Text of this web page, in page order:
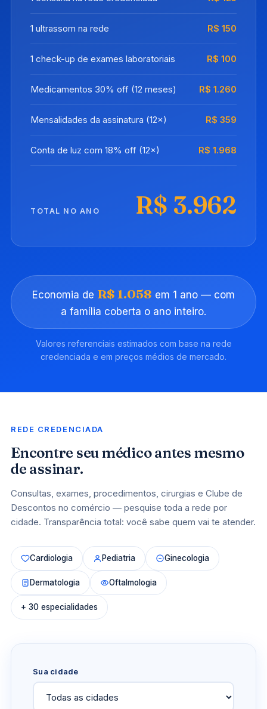
1 ultrassom na rede R$ 150
1 check-up de exames laboratoriais R$ 100
Medicamentos 30% off (12 meses) R$ 1.260
Mensalidades da assinatura (12×) R$ 359
Conta de luz com 18% off (12×) R$ 1.968
TOTAL NO ANO R$ 3.962
Economia de R$ 1.058 em 1 ano — com
a família coberta o ano inteiro.
Valores referenciais estimados com base na rede
credenciada e em preços médios de mercado.
REDE CREDENCIADA
Encontre seu médico antes mesmo
de assinar.
Consultas, exames, procedimentos, cirurgias e Clube de
Descontos no comércio — pesquise toda a rede por
cidade. Transparência total: você sabe quem vai te atender.
Cardiologia Pediatria Ginecologia
Dermatologia Oftalmologia
+ 30 especialidades
Sua cidade